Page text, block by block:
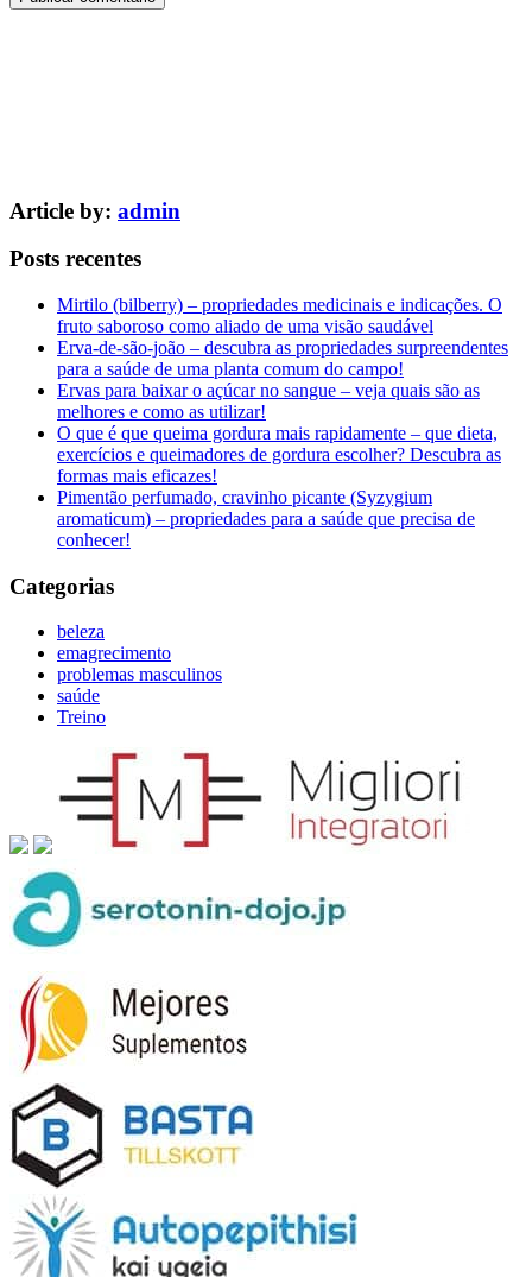
Article by: admin
Posts recentes
Mirtilo (bilberry) – propriedades medicinais e indicações. O
fruto saboroso como aliado de uma visão saudável
Erva-de-são-joão – descubra as propriedades surpreendentes
para a saúde de uma planta comum do campo!
Ervas para baixar o açúcar no sangue – veja quais são as
melhores e como as utilizar!
O que é que queima gordura mais rapidamente – que dieta,
exercícios e queimadores de gordura escolher? Descubra as
formas mais eficazes!
Pimentão perfumado, cravinho picante (Syzygium
aromaticum) – propriedades para a saúde que precisa de
conhecer!
Categorias
beleza
emagrecimento
problemas masculinos
saúde
Treino